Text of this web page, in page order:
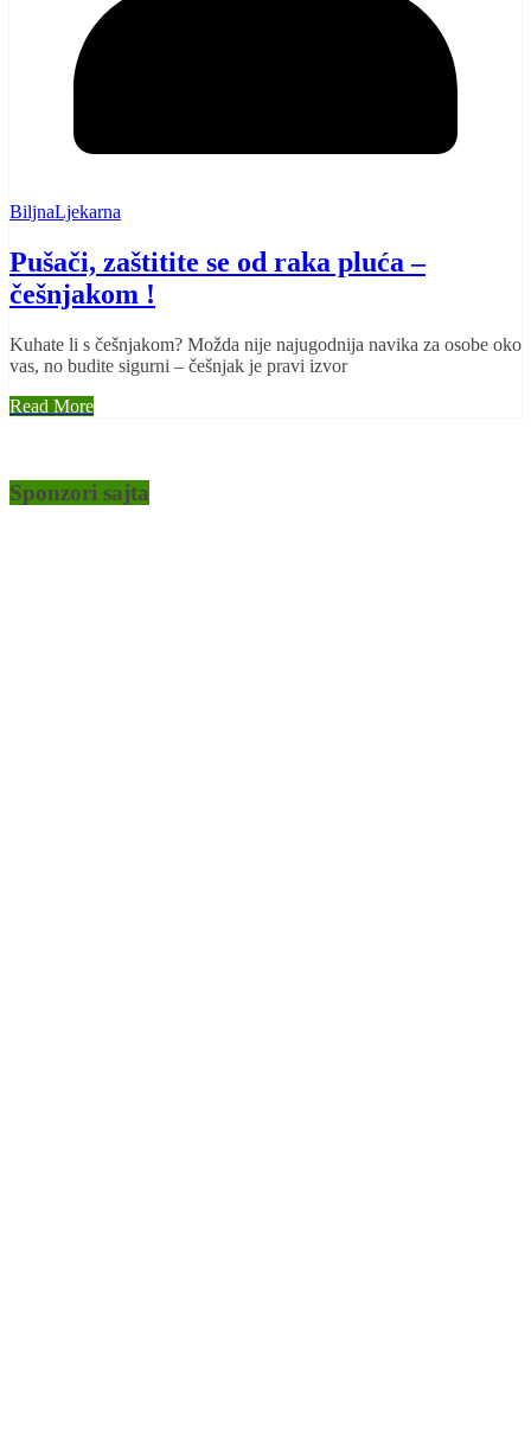
BiljnaLjekarna
Pušači, zaštitite se od raka pluća –
češnjakom !
Kuhate li s češnjakom? Možda nije najugodnija navika za osobe oko
vas, no budite sigurni – češnjak je pravi izvor
Read More
Sponzori sajta